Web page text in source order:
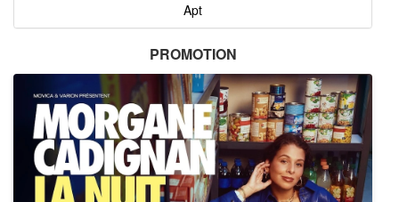
Apt
PROMOTION